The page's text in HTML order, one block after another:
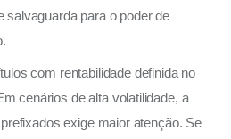
salvaguarda para o poder de
com rentabilidade definida no
cenários de alta volatilidade, a
exige maior atenção. Se